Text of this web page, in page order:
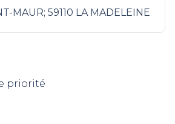
MAUR; 59110 LA MADELEINE
priorité